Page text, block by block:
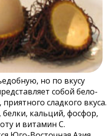
но по вкусу
собой бело-
сладкого вкуса.
кальций, фосфор,
и витамин C.